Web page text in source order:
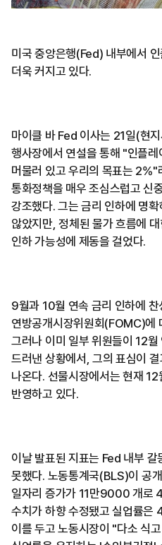
미국 중앙은행(Fed) 내부에서
더욱 커지고 있다.
마이클 바 Fed 이사는 21일(현
행사장에서 연설을 통해 "인플
머물러 있고 우리의 목표는 2%"
통화정책을 매우 조심스럽고 신
강조했다. 그는 금리 인하에 명
않았지만, 정체된 물가 흐름에
인하 가능성에 제동을 걸었다.
9월과 10월 연속 금리 인하에
연방공개시장위원회(FOMC)에
그러나 이미 일부 위원들이 12
드러낸 상황에서, 그의 표심이
나온다. 선물시장에서는 현재
반영하고 있다.
이날 발표된 지표는 Fed 내부
못했다. 노동통계국(BLS)이 공
일자리 증가가 11만9000 개로
수치가 하향 수정됐고 실업률은
이를 두고 노동시장이 "다소 식